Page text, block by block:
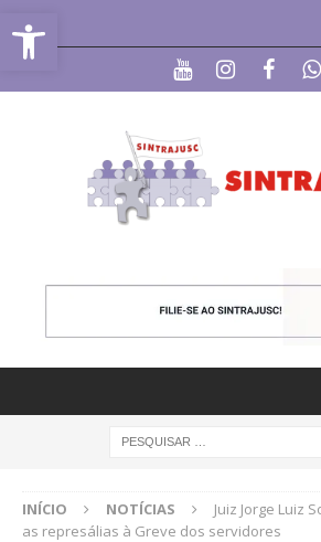
Abrir a barra de ferramentas
INÍCIO NOTÍCIAS
Juiz Jorge Luiz
as represálias à Greve dos servidores